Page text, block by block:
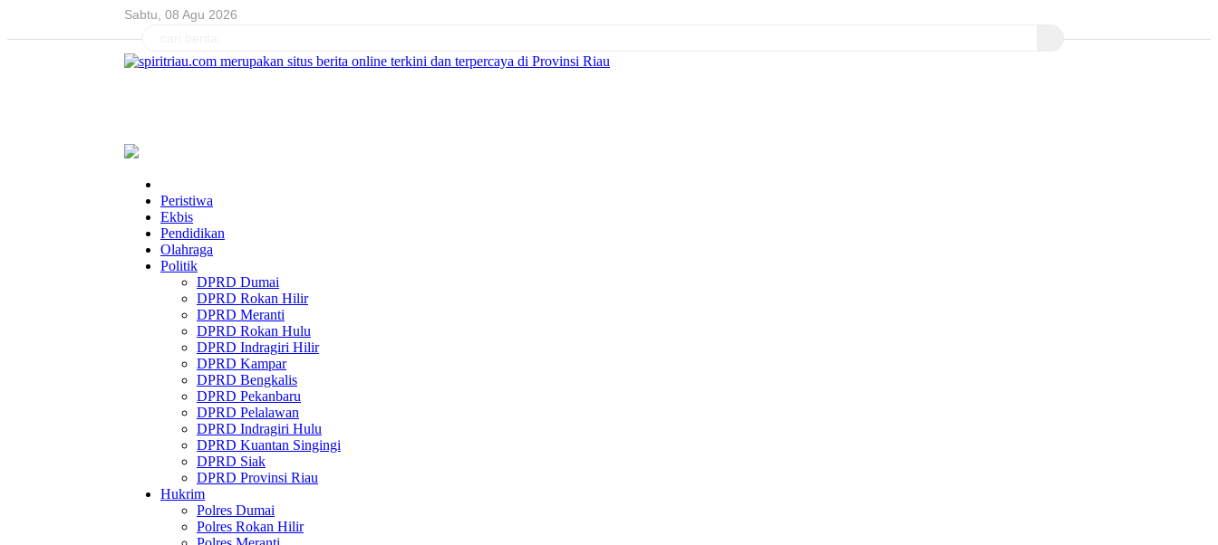
Sabtu, 08 Agu 2026
Peristiwa
Ekbis
Pendidikan
Olahraga
Politik
DPRD Dumai
DPRD Rokan Hilir
DPRD Meranti
DPRD Rokan Hulu
DPRD Indragiri Hilir
DPRD Kampar
DPRD Bengkalis
DPRD Pekanbaru
DPRD Pelalawan
DPRD Indragiri Hulu
DPRD Kuantan Singingi
DPRD Siak
DPRD Provinsi Riau
Hukrim
Polres Dumai
Polres Rokan Hilir